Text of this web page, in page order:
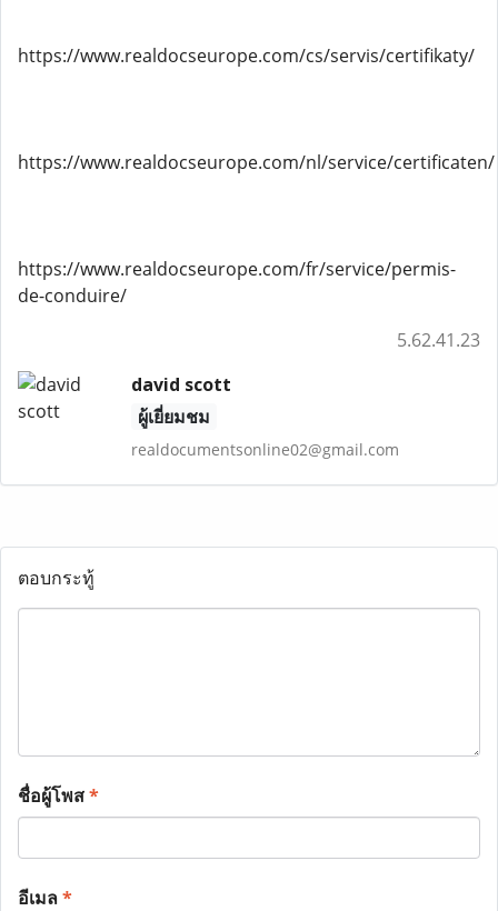
https://www.realdocseurope.com/cs/servis/certifikaty/
https://www.realdocseurope.com/nl/service/certificaten/
https://www.realdocseurope.com/fr/service/permis-
de-conduire/
5.62.41.23
david scott
ผู้เยี่ยมชม
realdocumentsonline02@gmail.com
ตอบกระทู้
ชื่อผู้โพส*
อีเมล*